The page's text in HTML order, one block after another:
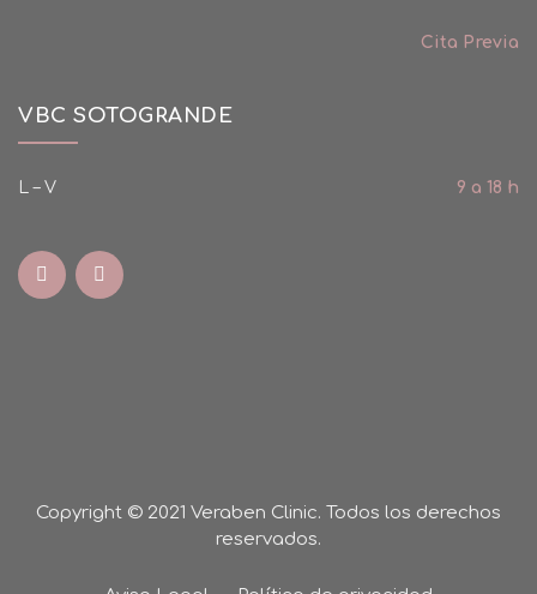
Cita Previa
VBC SOTOGRANDE
L – V 9 a 18 h
Copyright © 2021 Veraben Clinic. Todos los derechos
reservados.